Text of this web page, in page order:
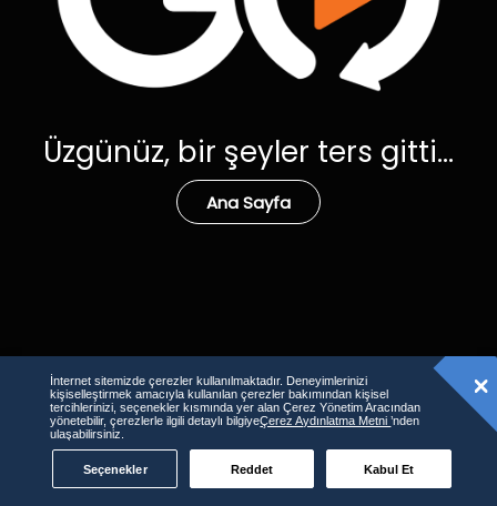
Üzgünüz, bir şeyler ters gitti...
Ana Sayfa
İnternet sitemizde çerezler kullanılmaktadır. Deneyimlerinizi
kişiselleştirmek amacıyla kullanılan çerezler bakımından kişisel
tercihlerinizi, seçenekler kısmında yer alan Çerez Yönetim Aracından
yönetebilir, çerezlerle ilgili detaylı bilgiyeÇerez Aydınlatma Metni’nden
ulaşabilirsiniz.
Seçenekler Reddet Kabul Et